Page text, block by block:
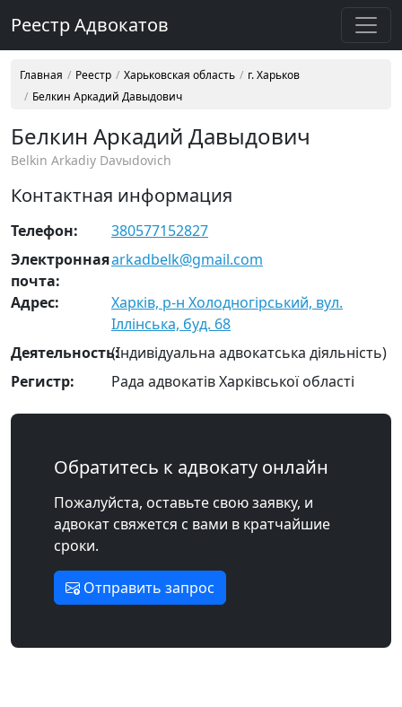
Реестр Адвокатов
Главная Реестр Харьковская область
г. Харьков
Белкин Аркадий Давыдович
Белкин Аркадий Давыдович
Belkin Arkadiy Davыdovich
Контактная информация
Телефон:
380577152827
Электронная
почта:
arkadbelk@gmail.com
Адрес:
Харків, р-н Холодногірський, вул.
Іллінська, буд. 68
Деятельность:(Індивідуальна адвокатська діяльність)
Регистр:
Рада адвокатів Харківської області
Обратитесь к адвокату онлайн
Пожалуйста, оставьте свою заявку, и
адвокат свяжется с вами в кратчайшие
сроки.
Отправить запрос